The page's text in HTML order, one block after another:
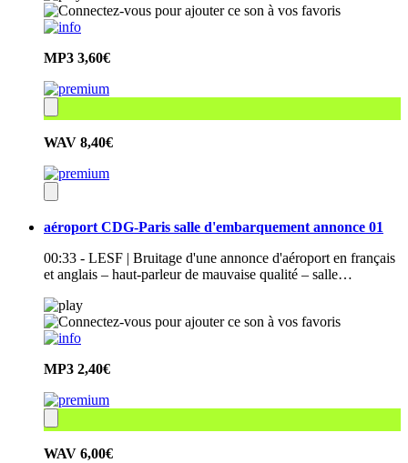
MP3 3,60€
WAV 8,40€
aéroport CDG-Paris salle d'embarquement annonce 01
00:33 - LESF | Bruitage d'une annonce d'aéroport en français
et anglais – haut-parleur de mauvaise qualité – salle…
MP3 2,40€
WAV 6,00€